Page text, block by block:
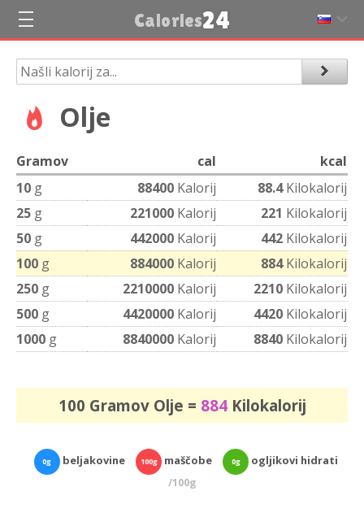
Calories24
Olje
Gramov cal
kcal
10 g 88400 Kalorij 88.4Kilokalorij
25 g 221000 Kalorij 221 Kilokalorij
50 g 442000 Kalorij 442 Kilokalorij
100 g 884000 Kalorij 884Kilokalorij
250 g 2210000 Kalorij 2210 Kilokalorij
500 g 4420000 Kalorij 4420 Kilokalorij
1000 g 8840000 Kalorij 8840 Kilokalorij
100 Gramov Olje = 884Kilokalorij
0g beljakovine 100g maščobe 0g
ogljikovi hidrati
/100g